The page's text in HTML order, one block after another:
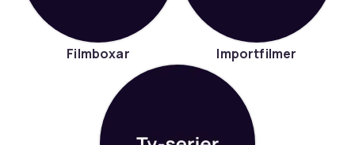
Filmboxar Importfilmer